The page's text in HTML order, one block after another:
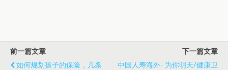
前一篇文章
如何规划孩子的保险，几条
下一篇文章
中国人寿海外- 为你明天/健康卫